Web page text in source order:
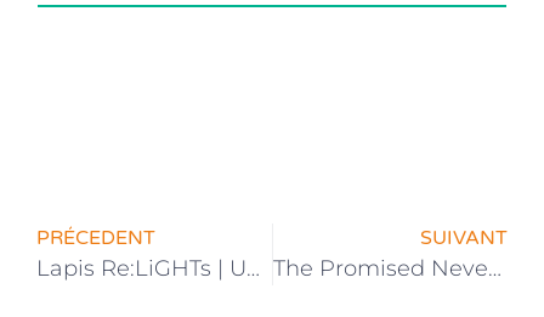
PRÉCEDENT
Lapis Re:LiGHTs | Un Nouveau Trailer Dévoilé pour L’Anime
SUIVANT
The Promised Neverland | La Fin du Manga est Pour Bientôt